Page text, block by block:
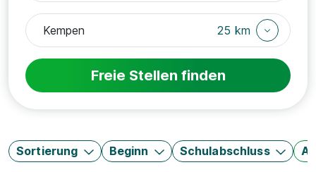
25 km
Freie Stellen finden
Sortierung Beginn Schulabschluss